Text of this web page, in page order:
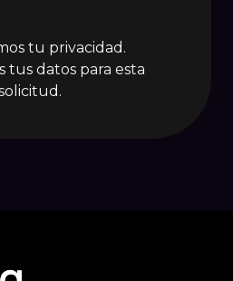
tu privacidad.
tus datos para esta